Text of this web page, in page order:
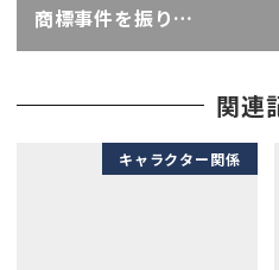
商標事件を振り…
関連
キャラクター関係